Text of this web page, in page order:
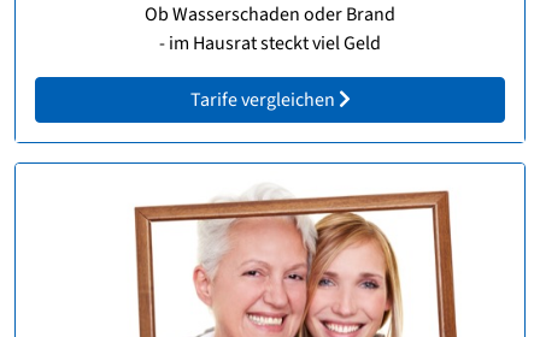
Ob Wasserschaden oder Brand
- im Hausrat steckt viel Geld
Tarife vergleichen